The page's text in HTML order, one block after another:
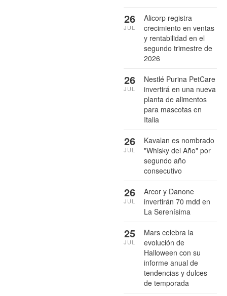
Alicorp registra
crecimiento en ventas
y rentabilidad en el
segundo trimestre de
2026
26
JUL
Nestlé Purina PetCare
invertirá en una nueva
planta de alimentos
para mascotas en
Italia
26
JUL
Kavalan es nombrado
"Whisky del Año" por
segundo año
consecutivo
26
JUL
Arcor y Danone
invertirán 70 mdd en
La Serenísima
26
JUL
Mars celebra la
evolución de
Halloween con su
informe anual de
tendencias y dulces
de temporada
25
JUL